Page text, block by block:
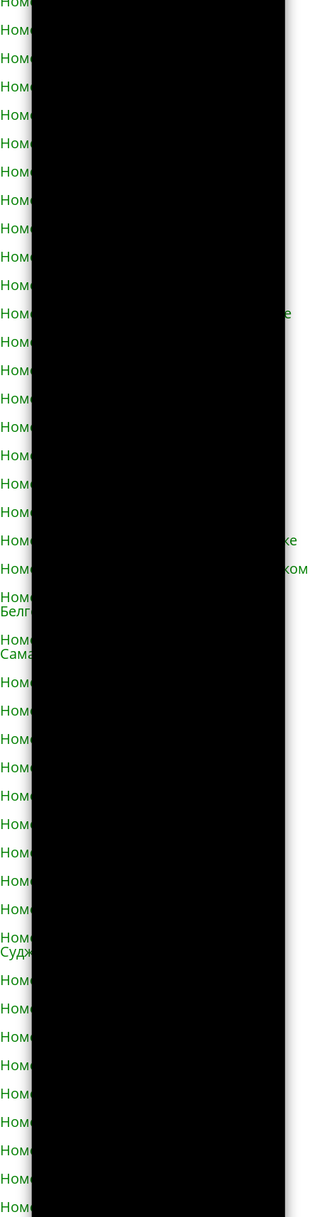
Номера телефонов такси в Абакане
Номера телефонов такси в Абдулино
Номера телефонов такси в Абинске
Номера телефонов такси в Агидели
Номера телефонов такси в Агинском
Номера телефонов такси в Агрызе
Номера телефонов такси в Адыгейске
Номера телефонов такси в Азнакаево
Номера телефонов такси в Азове
Номера телефонов такси в Ак-Довураке
Номера телефонов такси в Академгородке
Номера телефонов такси в Аксае
Номера телефонов такси в Алагире
Номера телефонов такси в Алапаевске
Номера телефонов такси в Алатыре
Номера телефонов такси в Алдане
Номера телефонов такси в Алейске
Номера телефонов такси в Александрове
Номера телефонов такси в Александровске
Номера телефонов такси в Александровском
Номера телефонов такси в Алексеевке
Белгородской области
Номера телефонов такси в Алексеевке
Самарской области
Номера телефонов такси в Алексине
Номера телефонов такси в Алупке
Номера телефонов такси в Алуште
Номера телефонов такси в Альметьевске
Номера телефонов такси в Амурске
Номера телефонов такси в Анадыре
Номера телефонов такси в Анапе
Номера телефонов такси в Ангарске
Номера телефонов такси в Андреаполе
Номера телефонов такси в Анжеро-
Судженске
Номера телефонов такси в Аниве
Номера телефонов такси в Анне
Номера телефонов такси в Апатитах
Номера телефонов такси в Апрелевке
Номера телефонов такси в Апшеронске
Номера телефонов такси в Арамиле
Номера телефонов такси в Аргуне
Номера телефонов такси в Ардатове
Номера телефонов такси в Ардоне